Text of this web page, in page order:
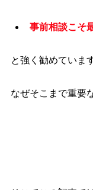
事前相談こそ
と強く勧めていま
なぜそこまで重要